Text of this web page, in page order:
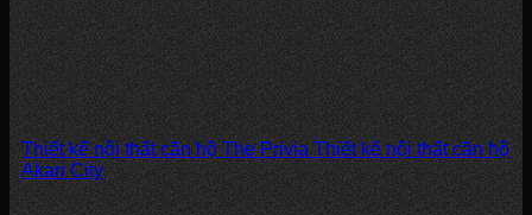
Thiết kế nội thất căn hộ The Privia Thiết kế nội thất căn hộ
Akari City